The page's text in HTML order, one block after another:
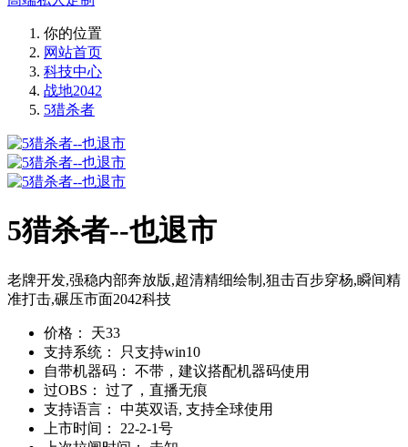
你的位置
网站首页
科技中心
战地2042
5猎杀者
5猎杀者--也退市
老牌开发,强稳内部奔放版,超清精细绘制,狙击百步穿杨,瞬间精
准打击,碾压市面2042科技
价格：
天33
支持系统：
只支持win10
自带机器码：
不带，建议搭配机器码使用
过OBS：
过了，直播无痕
支持语言：
中英双语, 支持全球使用
上市时间：
22-2-1号